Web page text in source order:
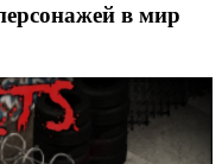
в мир